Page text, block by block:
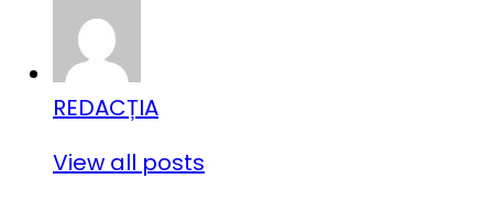
REDACȚIA
View all posts